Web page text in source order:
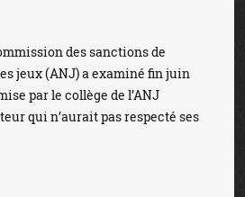
des sanctions de
jeux (ANJ) a examiné fin juin
par le collège de l’ANJ
qui n’aurait pas respecté ses